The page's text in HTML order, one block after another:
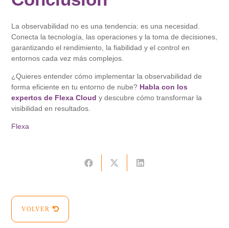
La observabilidad no es una tendencia: es una necesidad.
Conecta la tecnología, las operaciones y la toma de decisiones,
garantizando el rendimiento, la fiabilidad y el control en
entornos cada vez más complejos.
¿Quieres entender cómo implementar la observabilidad de
forma eficiente en tu entorno de nube? Habla con los
expertos de Flexa Cloud y descubre cómo transformar la
visibilidad en resultados.
Flexa
VOLVER